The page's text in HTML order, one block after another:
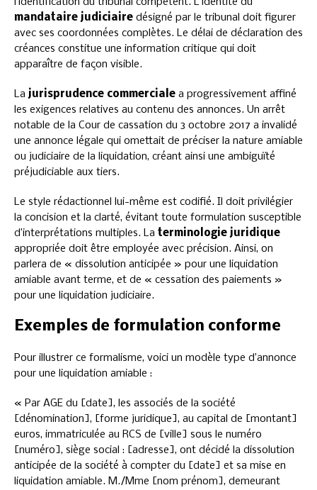
mandataire judiciaire désigné par le tribunal doit figurer
avec ses coordonnées complètes. Le délai de déclaration des
créances constitue une information critique qui doit
apparaître de façon visible.
La jurisprudence commerciale a progressivement affiné
les exigences relatives au contenu des annonces. Un arrêt
notable de la Cour de cassation du 3 octobre 2017 a invalidé
une annonce légale qui omettait de préciser la nature amiable
ou judiciaire de la liquidation, créant ainsi une ambiguïté
préjudiciable aux tiers.
Le style rédactionnel lui-même est codifié. Il doit privilégier
la concision et la clarté, évitant toute formulation susceptible
d’interprétations multiples. La terminologie juridique
appropriée doit être employée avec précision. Ainsi, on
parlera de « dissolution anticipée » pour une liquidation
amiable avant terme, et de « cessation des paiements »
pour une liquidation judiciaire.
Exemples de formulation conforme
Pour illustrer ce formalisme, voici un modèle type d’annonce
pour une liquidation amiable :
« Par AGE du [date], les associés de la société
[dénomination], [forme juridique], au capital de [montant]
euros, immatriculée au RCS de [ville] sous le numéro
[numéro], siège social : [adresse], ont décidé la dissolution
anticipée de la société à compter du [date] et sa mise en
liquidation amiable. M./Mme [nom prénom], demeurant